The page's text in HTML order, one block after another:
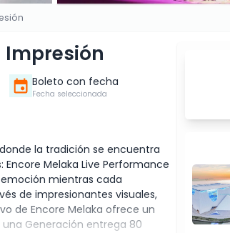
Impresión
Boleto con fecha
Fecha seleccionada
la tradición se encuentra
Melaka Live Performance
emoción mientras cada
de impresionantes visuales,
de Encore Melaka ofrece un
Generación entrega 80